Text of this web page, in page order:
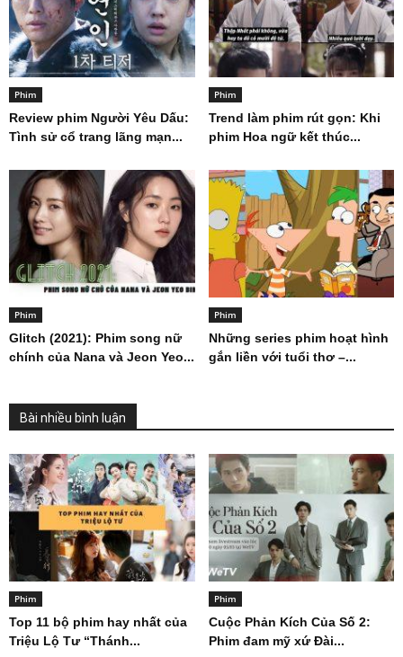
Phim
Review phim Người Yêu Dấu:
Tình sử cổ trang lãng mạn...
Phim
Trend làm phim rút gọn: Khi
phim Hoa ngữ kết thúc...
Phim
Glitch (2021): Phim song nữ
chính của Nana và Jeon Yeo...
Phim
Những series phim hoạt hình
gắn liền với tuổi thơ –...
Bài nhiều bình luận
Phim
Top 11 bộ phim hay nhất của
Triệu Lộ Tư “Thánh...
Phim
Cuộc Phản Kích Của Số 2:
Phim đam mỹ xứ Đài...